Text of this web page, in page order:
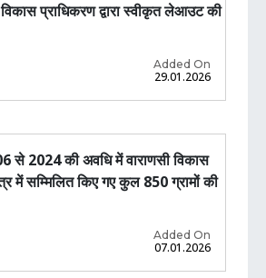
विकास प्राधिकरण द्वारा स्वीकृत लेआउट की
Added On
29.01.2026
से 2024 की अवधि में वाराणसी विकास
में सम्मिलित किए गए कुल 850 ग्रामों की
Added On
07.01.2026